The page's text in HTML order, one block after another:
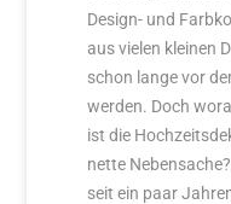
Design- und
aus vielen kleinen
schon lange vor
werden. Doch
ist die
nette
seit ein paar